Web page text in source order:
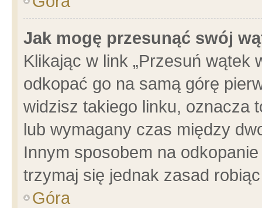
Jak mogę przesunąć swój
Klikając w link „Przesuń wątek
odkopać go na samą górę
widzisz takiego linku, oznacza
lub wymagany czas między
Innym sposobem na
trzymaj się jednak zasad
Góra